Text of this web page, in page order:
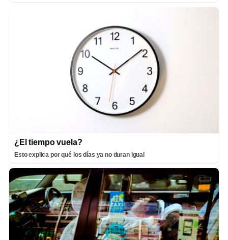
¿El tiempo vuela?
Esto explica por qué los días ya no duran igual